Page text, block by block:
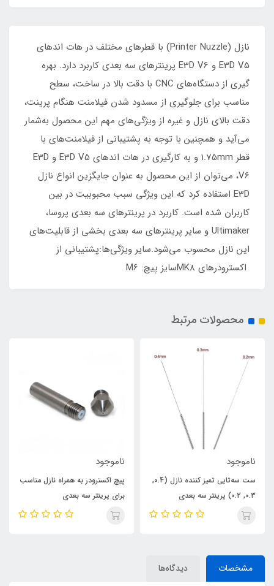
نازل (Printer Nuzzle) با قطر‌های مختلف در هات اند‌های
E3D V5 و E3D V6 پرینترهای سه بعدی کاربرد دارد. بهره
گیری از دستگاه‌های CNC با دقت بالا در ساخت، سطح
مناسب برای جلوگیری از مسدود شدن فیلامنت هنگام پرینت،
دقت بالای نازل و غیره از ویژگی‌های مهم این محصول به‌شمار
می‌آید و همچنین با توجه به پشتیبانی از فیلامنت‌های با
قطر 1.75mm و به کارگیری در هات اندهای E3D V5 و E3D
V6، می‌توان از این محصول به عنوان جایگزین انواع نازل
E3D استفاده کرد که این ویژگی سبب محبوبیت در بین
کاربران شده است. کاربرد در پرینتر‌های سه بعدی پروسا،
Ultimaker و سایر پرینتر‌های سه بعدی بخشی از قابلیت‌های
این نازل محسوب می‌شود.سایر ویژگی‌ها:پشتیبانی از
اکسترودر‌های MK8سایز پیچ: M6
محصولات مرتبط
ناموجود
ست سه‌تایی تمیز کننده نازل (0.4,
0.3, 0.2) پرینتر سه بعدی
ناموجود
پیچ اکسترودر به همراه نازل مناسب
برای پرینتر سه بعدی
مشخصات دیدگاه‌ها